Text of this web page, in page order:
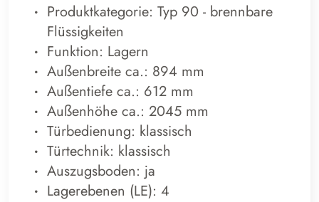
Produktkategorie: Typ 90 - brennbare
Flüssigkeiten
Funktion: Lagern
Außenbreite ca.: 894 mm
Außentiefe ca.: 612 mm
Außenhöhe ca.: 2045 mm
Türbedienung: klassisch
Türtechnik: klassisch
Auszugsboden: ja
Lagerebenen (LE): 4